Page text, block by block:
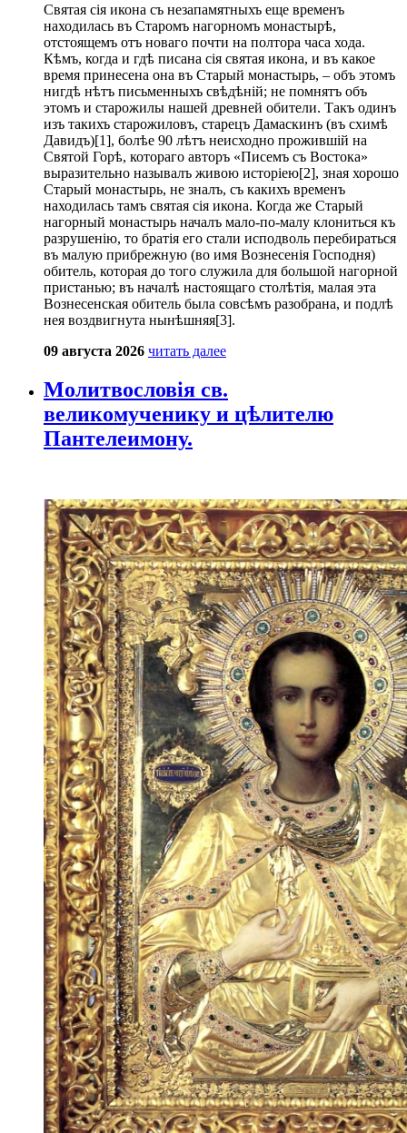
Святая сія икона съ незапамятныхъ еще временъ
находилась въ Старомъ нагорномъ монастырѣ,
отстоящемъ отъ новаго почти на полтора часа хода.
Кѣмъ, когда и гдѣ писана сія святая икона, и въ какое
время принесена она въ Старый монастырь, – объ этомъ
нигдѣ нѣтъ письменныхъ свѣдѣній; не помнятъ объ
этомъ и старожилы нашей древней обители. Такъ одинъ
изъ такихъ старожиловъ, старецъ Дамаскинъ (въ схимѣ
Давидъ)[1], болѣе 90 лѣтъ неисходно прожившій на
Святой Горѣ, котораго авторъ «Писемъ съ Востока»
выразительно называлъ живою исторіею[2], зная хорошо
Старый монастырь, не зналъ, съ какихъ временъ
находилась тамъ святая сія икона. Когда же Старый
нагорный монастырь началъ мало-по-малу клониться къ
разрушенію, то братія его стали исподволь перебираться
въ малую прибрежную (во имя Вознесенія Господня)
обитель, которая до того служила для большой нагорной
пристанью; въ началѣ настоящаго столѣтія, малая эта
Вознесенская обитель была совсѣмъ разобрана, и подлѣ
нея воздвигнута нынѣшняя[3].
09 августа 2026 читать далее
Молитвословія св.
великомученику и цѣлителю
Пантелеимону.